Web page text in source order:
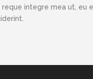
integre mea ut, eu